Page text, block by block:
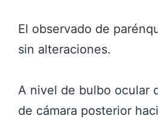
El observado de
sin alteraciones.
A nivel de bulbo ocular
de cámara posterior